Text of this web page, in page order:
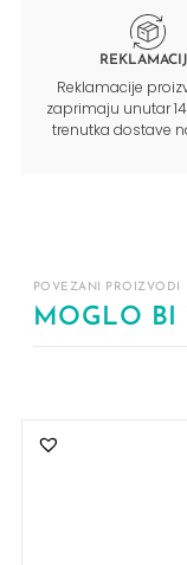
Reklamacije
zaprimaju unutar
trenutka dostave
POVEZANI PROIZVODI
MOGLO BI